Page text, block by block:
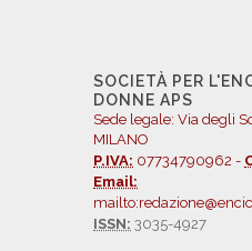
SOCIETÀ PER
DONNE APS
Sede legale: Via degli
MILANO
P.IVA: 07734790962 -
Email:
ISSN: 3035-4927